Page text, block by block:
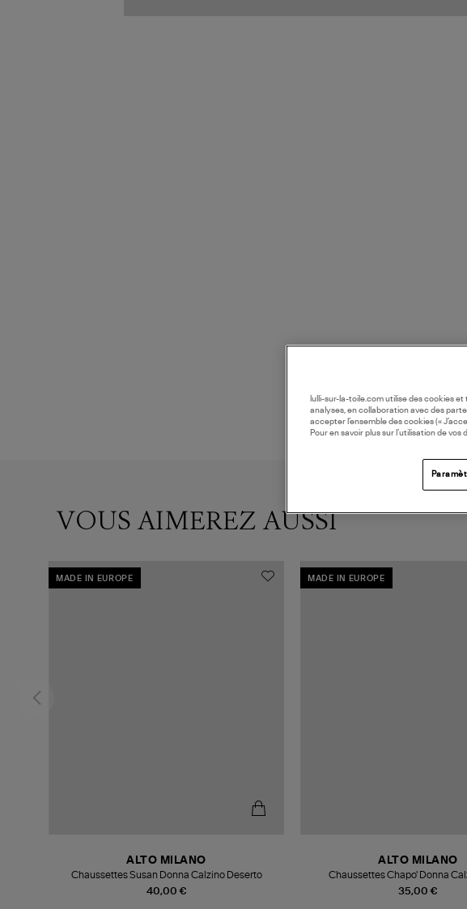
VOUS AIMEREZ AUSSI
MADE IN EUROPE
40,00 €
ALTO MILANO
Chaussettes Susan Donna Calzino Deserto
MADE IN EUROPE
35,00 €
ALTO MILANO
Chaussettes Chapo' Donna
lulli-sur-la-toile.com utilise des cookies
analyses, en collaboration avec des
accepter l’ensemble des cookies («
Pour en savoir plus sur l’utilisation de vos